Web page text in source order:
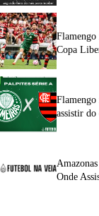
Flamengo
Copa
Flamengo
assistir do
Onde